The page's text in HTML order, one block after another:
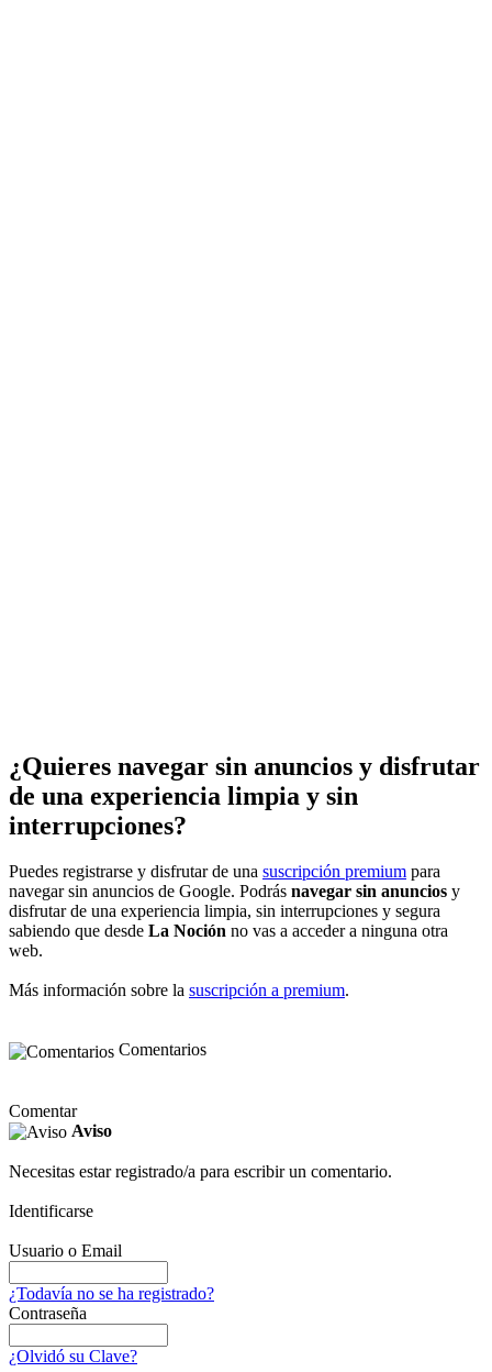
¿Quieres navegar sin anuncios y disfrutar
de una experiencia limpia y sin
interrupciones?
Puedes registrarse y disfrutar de una suscripción premium para
navegar sin anuncios de Google. Podrás navegar sin anuncios y
disfrutar de una experiencia limpia, sin interrupciones y segura
sabiendo que desde La Noción no vas a acceder a ninguna otra
web.
Más información sobre la suscripción a premium.
Comentarios
Comentar
Aviso
Necesitas estar registrado/a para escribir un comentario.
Identificarse
Usuario o Email
¿Todavía no se ha registrado?
Contraseña
¿Olvidó su Clave?